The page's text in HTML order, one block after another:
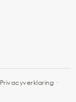
Privacyverklaring ·